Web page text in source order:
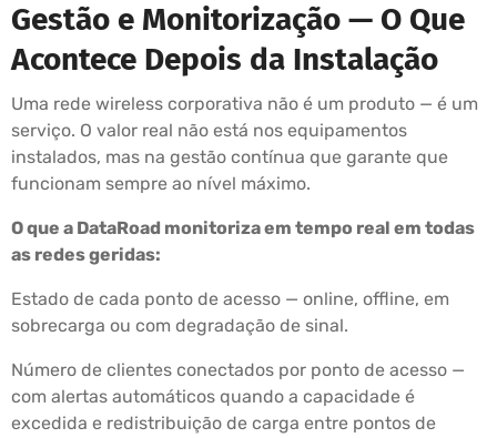
Gestão e Monitorização — O Que
Acontece Depois da Instalação
Uma rede wireless corporativa não é um produto — é um
serviço. O valor real não está nos equipamentos
instalados, mas na gestão contínua que garante que
funcionam sempre ao nível máximo.
O que a DataRoad monitoriza em tempo real em todas
as redes geridas:
Estado de cada ponto de acesso — online, offline, em
sobrecarga ou com degradação de sinal.
Número de clientes conectados por ponto de acesso —
com alertas automáticos quando a capacidade é
excedida e redistribuição de carga entre pontos de